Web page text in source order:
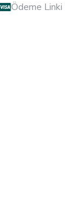
Ödeme Linki